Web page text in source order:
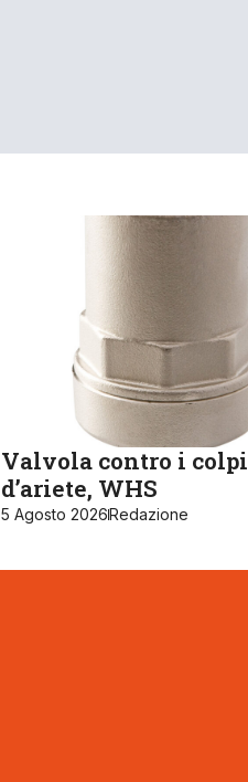
Valvola contro i colpi
d’ariete, WHS
5 Agosto 2026Redazione